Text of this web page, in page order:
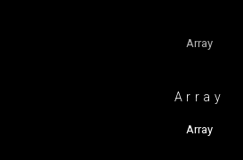
Array
Array
Array